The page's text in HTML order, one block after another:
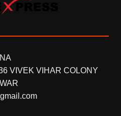
VIVEK VIHAR COLONY